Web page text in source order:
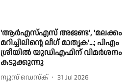
'ആര്‍എസ്എസ് അജണ്ട', 'മലക്കം
മറിച്ചിലിന്റെ ലീഗ് മാതൃക'...; പിഎം
ശ്രീയില്‍ യുഡിഎഫിന് വിമര്‍ശനം
കടുക്കുന്നു
ന്യൂസ് ഡെസ്ക് 31 Jul 2026